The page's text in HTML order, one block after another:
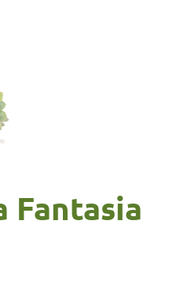
Fantasia